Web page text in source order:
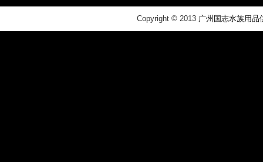
​Copyright © 2013 广州国志水族用品